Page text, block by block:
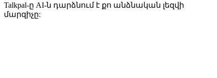
Talkpal-ը AI-ն դարձնում է քո անձնական լեզվի
մարզիչը: